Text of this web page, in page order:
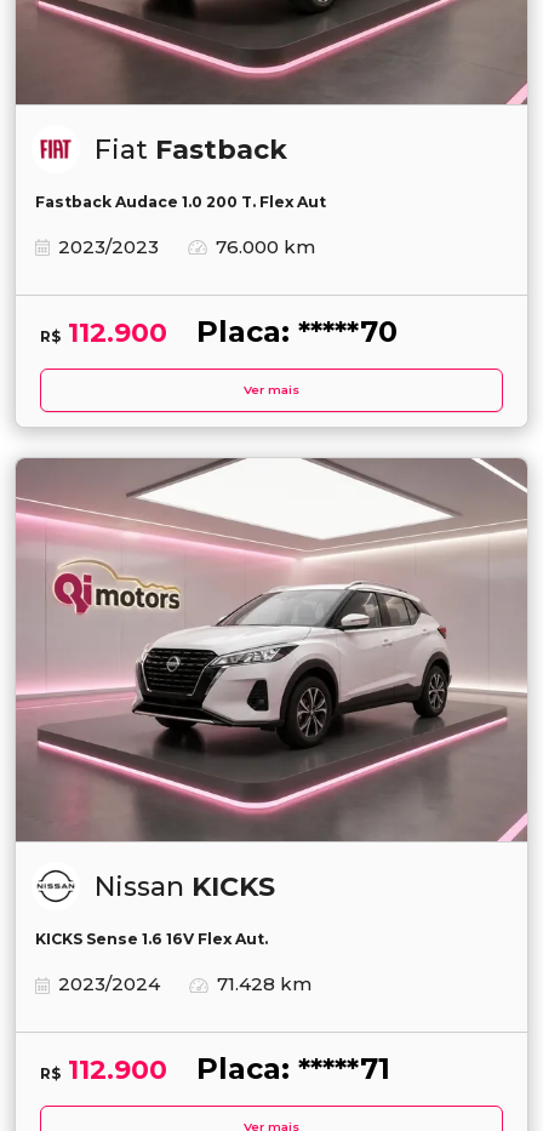
Fiat Fastback
Fastback Audace 1.0 200 T. Flex Aut
2023/2023 76.000 km
R$ 112.900 Placa: *****70
Ver mais
Nissan KICKS
KICKS Sense 1.6 16V Flex Aut.
2023/2024 71.428 km
R$ 112.900 Placa: *****71
Ver mais